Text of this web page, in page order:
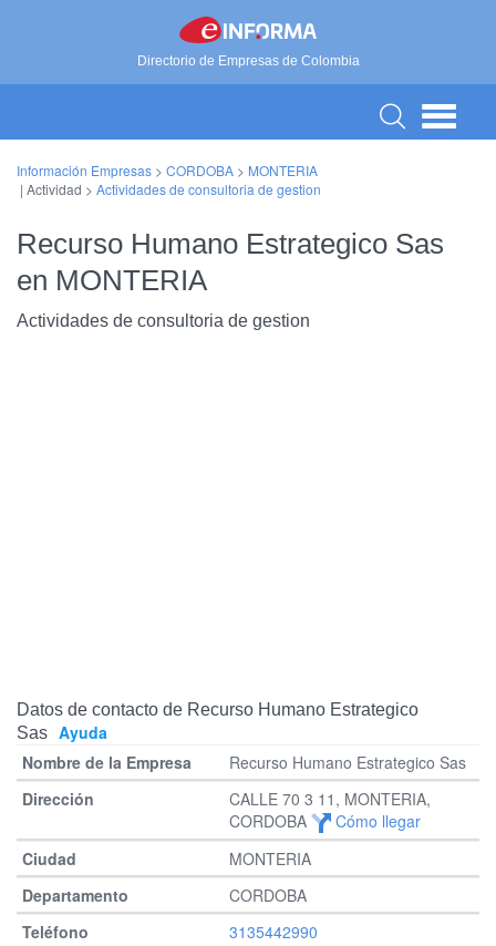
Directorio de Empresas de Colombia
Información Empresas > CORDOBA > MONTERIA
| Actividad > Actividades de consultoria de gestion
Recurso Humano Estrategico Sas
en MONTERIA
Actividades de consultoria de gestion
Datos de contacto de Recurso Humano Estrategico
Sas Ayuda
Recurso Humano Estrategico Sas
CALLE 70 3 11, MONTERIA,
CORDOBA
Cómo llegar
MONTERIA
CORDOBA
3135442990